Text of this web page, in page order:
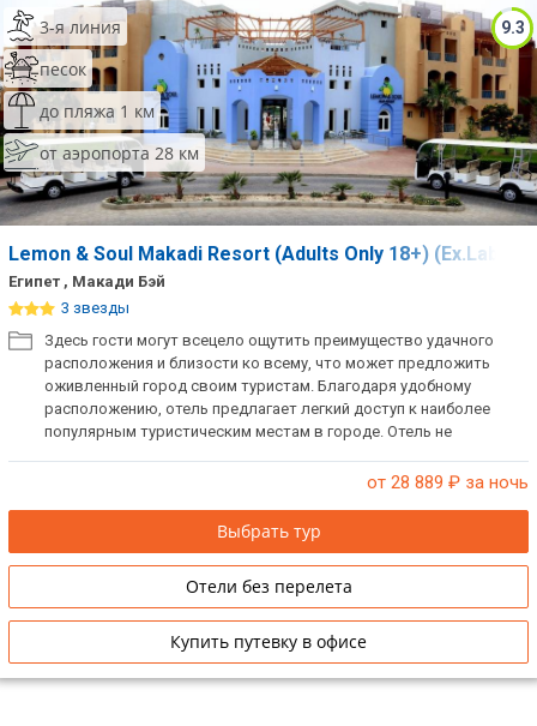
9.3
3-я линия
песок
до пляжа 1 км
от аэропорта 28 км
Lemon & Soul Makadi Resort (Adults Only 18+)
Египет , Макади Бэй
3 звезды
Здесь гости могут всецело ощутить преимущество удачного
расположения и близости ко всему, что может предложить
оживленный город своим туристам. Благодаря удобному
расположению, отель предлагает легкий доступ к наиболее
популярным туристическим местам в городе. Отель не
от 28 889 ₽ за ночь
Выбрать тур
Отели без перелета
Купить путевку в офисе